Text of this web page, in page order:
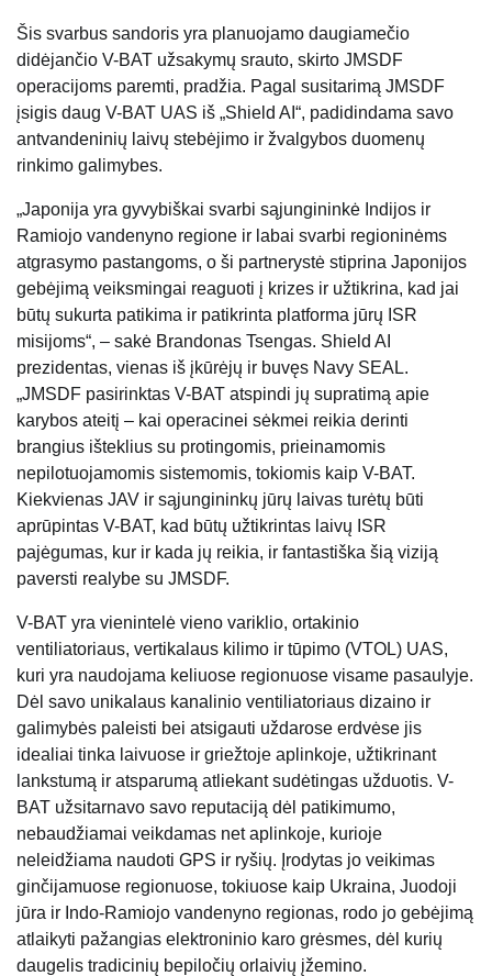
Šis svarbus sandoris yra planuojamo daugiamečio
didėjančio V-BAT užsakymų srauto, skirto JMSDF
operacijoms paremti, pradžia. Pagal susitarimą JMSDF
įsigis daug V-BAT UAS iš „Shield AI“, padidindama savo
antvandeninių laivų stebėjimo ir žvalgybos duomenų
rinkimo galimybes.
„Japonija yra gyvybiškai svarbi sąjungininkė Indijos ir
Ramiojo vandenyno regione ir labai svarbi regioninėms
atgrasymo pastangoms, o ši partnerystė stiprina Japonijos
gebėjimą veiksmingai reaguoti į krizes ir užtikrina, kad jai
būtų sukurta patikima ir patikrinta platforma jūrų ISR
misijoms“, – sakė Brandonas Tsengas. Shield AI
prezidentas, vienas iš įkūrėjų ir buvęs Navy SEAL.
„JMSDF pasirinktas V-BAT atspindi jų supratimą apie
karybos ateitį – kai operacinei sėkmei reikia derinti
brangius išteklius su protingomis, prieinamomis
nepilotuojamomis sistemomis, tokiomis kaip V-BAT.
Kiekvienas JAV ir sąjungininkų jūrų laivas turėtų būti
aprūpintas V-BAT, kad būtų užtikrintas laivų ISR
pajėgumas, kur ir kada jų reikia, ir fantastiška šią viziją
paversti realybe su JMSDF.
V-BAT yra vienintelė vieno variklio, ortakinio
ventiliatoriaus, vertikalaus kilimo ir tūpimo (VTOL) UAS,
kuri yra naudojama keliuose regionuose visame pasaulyje.
Dėl savo unikalaus kanalinio ventiliatoriaus dizaino ir
galimybės paleisti bei atsigauti uždarose erdvėse jis
idealiai tinka laivuose ir griežtoje aplinkoje, užtikrinant
lankstumą ir atsparumą atliekant sudėtingas užduotis. V-
BAT užsitarnavo savo reputaciją dėl patikimumo,
nebaudžiamai veikdamas net aplinkoje, kurioje
neleidžiama naudoti GPS ir ryšių. Įrodytas jo veikimas
ginčijamuose regionuose, tokiuose kaip Ukraina, Juodoji
jūra ir Indo-Ramiojo vandenyno regionas, rodo jo gebėjimą
atlaikyti pažangias elektroninio karo grėsmes, dėl kurių
daugelis tradicinių bepiločių orlaivių įžemino.